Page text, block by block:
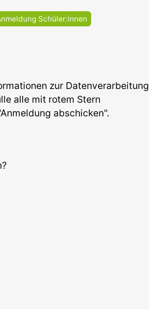
Schüler:innen
zur Datenverarbeitung
alle mit rotem Stern
abschicken".